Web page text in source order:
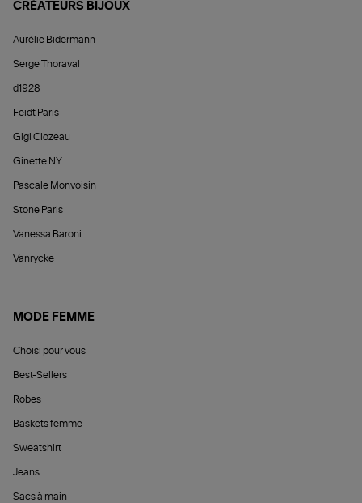
CRÉATEURS BIJOUX
Aurélie Bidermann
Serge Thoraval
d1928
Feidt Paris
Gigi Clozeau
Ginette NY
Pascale Monvoisin
Stone Paris
Vanessa Baroni
Vanrycke
MODE FEMME
Choisi pour vous
Best-Sellers
Robes
Baskets femme
Sweatshirt
Jeans
Sacs à main